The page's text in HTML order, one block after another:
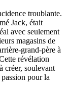
troublante.
Jack, était
avec seulement
magasins de
grand-père à
révélation
créer, soulevant
pour la